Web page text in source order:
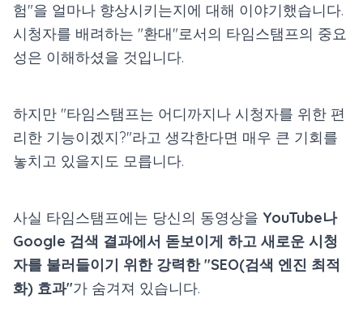
험"을 얼마나 향상시키는지에 대해 이야기했습니다.
시청자를 배려하는 "환대"로서의 타임스탬프의 중요
성은 이해하셨을 것입니다.
하지만 "타임스탬프는 어디까지나 시청자를 위한 편
리한 기능이겠지?"라고 생각한다면 매우 큰 기회를
놓치고 있을지도 모릅니다.
사실 타임스탬프에는 당신의 동영상을 YouTube나
Google 검색 결과에서 돋보이게 하고 새로운 시청
자를 불러들이기 위한 강력한 "SEO(검색 엔진 최적
화) 효과"가 숨겨져 있습니다.